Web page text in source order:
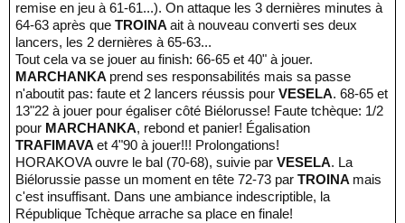
remise en jeu à 61-61...). On attaque les 3 dernières minutes à
64-63 après que TROINA ait à nouveau converti ses deux
lancers, les 2 dernières à 65-63...
Tout cela va se jouer au finish: 66-65 et 40" à jouer.
MARCHANKA prend ses responsabilités mais sa passe
n'aboutit pas: faute et 2 lancers réussis pour VESELA. 68-65 et
13"22 à jouer pour égaliser côté Biélorusse! Faute tchèque: 1/2
pour MARCHANKA, rebond et panier! Égalisation
TRAFIMAVA et 4"90 à jouer!!! Prolongations!
HORAKOVA ouvre le bal (70-68), suivie par VESELA. La
Biélorussie passe un moment en tête 72-73 par TROINA mais
c'est insuffisant. Dans une ambiance indescriptible, la
République Tchèque arrache sa place en finale!